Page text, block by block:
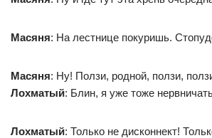
Масяня: На лестнице покуришь.
Масяня: Ну! Ползи, родной, ползи,
Лохматый: Блин, я уже тоже
Лохматый: Только не дисконнект!